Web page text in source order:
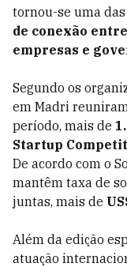
tornou-se uma
de conexão
empresas e
Segundo os
em Madri
período, mais de
Startup
De acordo com o
mantêm taxa de
juntas, mais de
Além da edição
atuação